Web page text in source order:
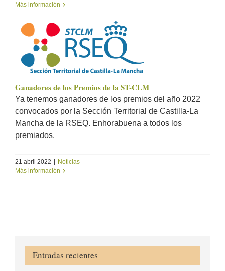
Más información
Ganadores de los Premios de la ST-CLM
Ya tenemos ganadores de los premios del año 2022
convocados por la Sección Territorial de Castilla-La
Mancha de la RSEQ. Enhorabuena a todos los
premiados.
21 abril 2022 | Noticias
Más información
Entradas recientes